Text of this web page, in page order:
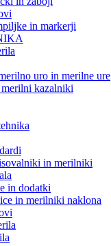
in markerji
uro in merilne ure
kazalniki
in merilniki
in dodatki
in merilniki naklona